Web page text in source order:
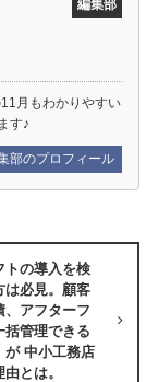
編集部
月もわかりやすい
す♪
部のプロフィール
トの導入を検
は必見。顧客
、アフターフ
括管理できる
が 中小工務店
とは。